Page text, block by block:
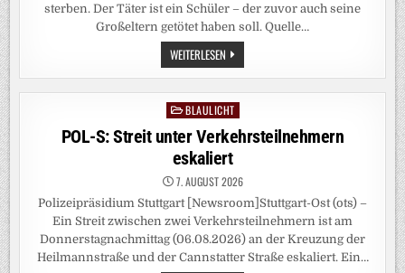
sterben. Der Täter ist ein Schüler – der zuvor auch seine
Großeltern getötet haben soll. Quelle…
WEITERLESEN SCHÜLER
IN
THAILAND
ACHT
MENSCHEN
PostedBLAULICHT
POL-S: Streit unter Verkehrsteilnehmern
eskaliert
7. AUGUST 2026
Polizeipräsidium Stuttgart [Newsroom]Stuttgart-Ost (ots) –
Ein Streit zwischen zwei Verkehrsteilnehmern ist am
Donnerstagnachmittag (06.08.2026) an der Kreuzung der
Heilmannstraße und der Cannstatter Straße eskaliert. Ein…